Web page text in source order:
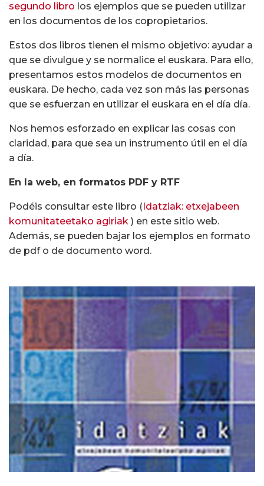
segundo libro los ejemplos que se pueden utilizar
en los documentos de los copropietarios.
Estos dos libros tienen el mismo objetivo: ayudar a
que se divulgue y se normalice el euskara. Para ello,
presentamos estos modelos de documentos en
euskara. De hecho, cada vez son más las personas
que se esfuerzan en utilizar el euskara en el día día.
Nos hemos esforzado en explicar las cosas con
claridad, para que sea un instrumento útil en el día
a día.
En la web, en formatos PDF y RTF
Podéis consultar este libro ( Idatziak: etxejabeen
komunitateetako agiriak ) en este sitio web.
Además, se pueden bajar los ejemplos en formato
de pdf o de documento word.